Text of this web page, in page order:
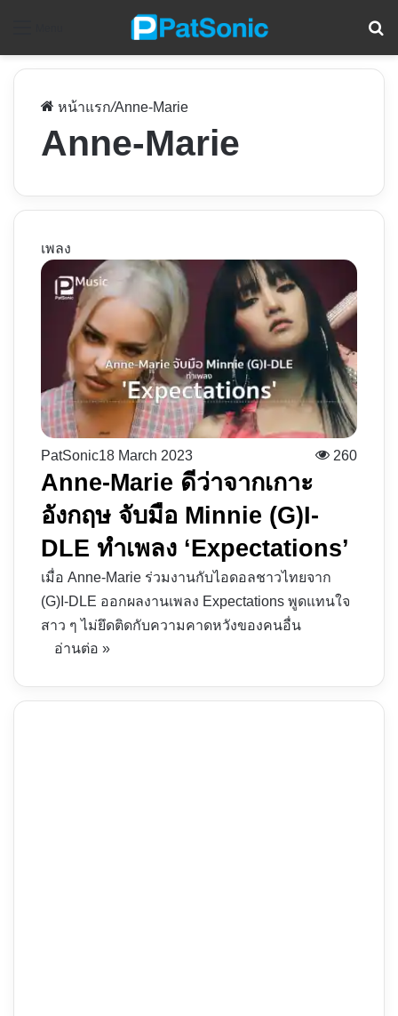
หน้าแรก/Anne-Marie
Anne-Marie
เพลง
PatSonic18 March 2023 260
Anne-Marie ดีว่าจากเกาะ
อังกฤษ จับมือ Minnie (G)I-
DLE ทำเพลง ‘Expectations’
เมื่อ Anne-Marie ร่วมงานกับไอดอลชาวไทยจาก
(G)I-DLE ออกผลงานเพลง Expectations พูดแทนใจ
สาว ๆ ไม่ยึดติดกับความคาดหวังของคนอื่น
อ่านต่อ »